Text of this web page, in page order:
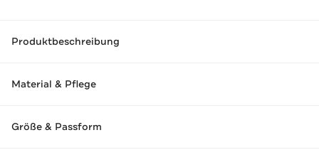
Produktbeschreibung
Material & Pflege
Größe & Passform